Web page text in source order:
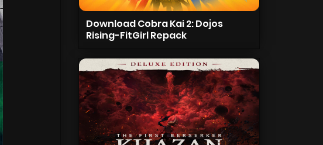
Download Cobra Kai 2: Dojos
Rising-FitGirl Repack